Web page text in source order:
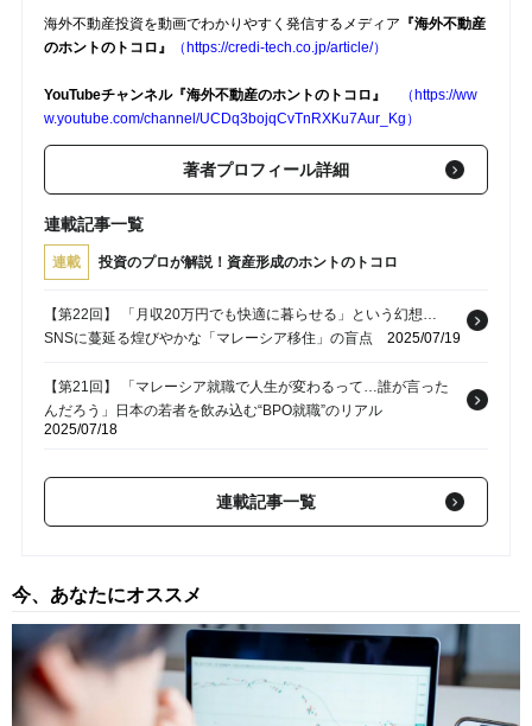
海外不動産投資を動画でわかりやすく発信するメディア 『海外不動産
のホントのトコロ』
（https://credi-tech.co.jp/article/）
YouTubeチャンネル『海外不動産のホントのトコロ』
（https://ww
w.youtube.com/channel/UCDq3bojqCvTnRXKu7Aur_Kg）
著者プロフィール詳細
連載記事一覧
連載 投資のプロが解説！資産形成のホントのトコロ
【第22回】 「月収20万円でも快適に暮らせる」という幻想…
SNSに蔓延る煌びやかな「マレーシア移住」の盲点 2025/07/19
【第21回】 「マレーシア就職で人生が変わるって…誰が言った
んだろう」日本の若者を飲み込む“BPO就職”のリアル
2025/07/18
【第20回】 海外資産は税務署にバレる？「CRS・CFC制度」で
2025/07/04
など、金融関係で「困ること」
連載記事一覧
今、あなたにオススメ